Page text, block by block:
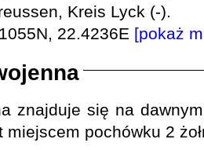
Kreis Lyck (-).
22.4236E [pokaż
znajduje się na
miejscem pochówku 2